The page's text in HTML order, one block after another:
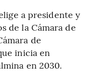
a presidente y
de la Cámara de
de
inicia en
en 2030.